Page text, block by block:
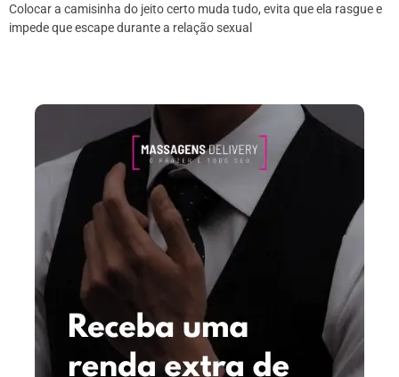
Colocar a camisinha do jeito certo muda tudo, evita que ela rasgue e
impede que escape durante a relação sexual